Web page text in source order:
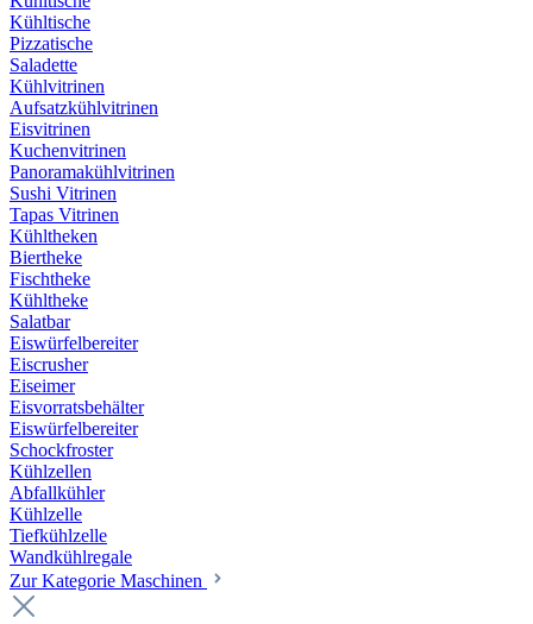
Kühltische
Pizzatische
Saladette
Kühlvitrinen
Aufsatzkühlvitrinen
Eisvitrinen
Kuchenvitrinen
Panoramakühlvitrinen
Sushi Vitrinen
Tapas Vitrinen
Kühltheken
Biertheke
Fischtheke
Kühltheke
Salatbar
Eiswürfelbereiter
Eiscrusher
Eiseimer
Eisvorratsbehälter
Eiswürfelbereiter
Schockfroster
Kühlzellen
Abfallkühler
Kühlzelle
Tiefkühlzelle
Wandkühlregale
Zur Kategorie Maschinen